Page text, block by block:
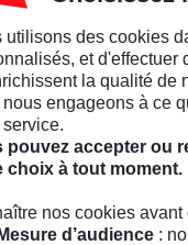
utilisons des cookies
et d'effectuer
la qualité
nous engageons à ce
pouvez accepter ou
choix à tout moment.
nos cookies avant
Mesure d’audience :